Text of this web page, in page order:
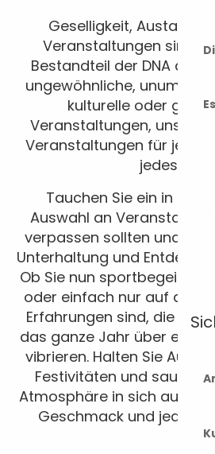
Geselligkeit, Austausch
Veranstaltungen sind
Bestandteil der DNA der
ungewöhnliche,
kulturelle oder
Veranstaltungen, unser
Veranstaltungen für jeden
jedes Alter.
Tauchen Sie ein in den
Auswahl an
verpassen sollten und die
Unterhaltung und
Ob Sie nun sportbegeistert
oder einfach nur auf der
Erfahrungen sind, die
das ganze Jahr über ein,
vibrieren. Halten Sie
Festivitäten und saugen
Atmosphäre in sich auf.
Geschmack und jede